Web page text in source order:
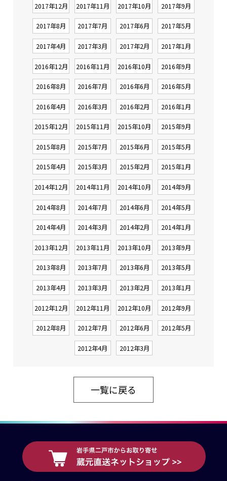
2017年12月 2017年11月 2017年10月 2017年9月
2017年8月 2017年7月 2017年6月 2017年5月
2017年4月 2017年3月 2017年2月 2017年1月
2016年12月 2016年11月 2016年10月 2016年9月
2016年8月 2016年7月 2016年6月 2016年5月
2016年4月 2016年3月 2016年2月 2016年1月
2015年12月 2015年11月 2015年10月 2015年9月
2015年8月 2015年7月 2015年6月 2015年5月
2015年4月 2015年3月 2015年2月 2015年1月
2014年12月 2014年11月 2014年10月 2014年9月
2014年8月 2014年7月 2014年6月 2014年5月
2014年4月 2014年3月 2014年2月 2014年1月
2013年12月 2013年11月 2013年10月 2013年9月
2013年8月 2013年7月 2013年6月 2013年5月
2013年4月 2013年3月 2013年2月 2013年1月
2012年12月 2012年11月 2012年10月 2012年9月
2012年8月 2012年7月 2012年6月 2012年5月
2012年4月 2012年3月
一覧に戻る